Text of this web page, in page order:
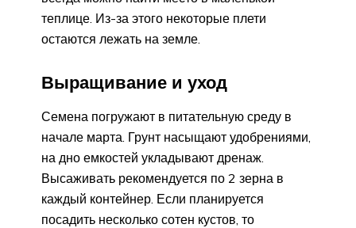
теплице. Из-за этого некоторые плети
остаются лежать на земле.
Выращивание и уход
Семена погружают в питательную среду в
начале марта. Грунт насыщают удобрениями,
на дно емкостей укладывают дренаж.
Высаживать рекомендуется по 2 зерна в
каждый контейнер. Если планируется
посадить несколько сотен кустов, то